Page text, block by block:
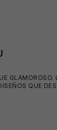
GLAMOROSO.
QUE